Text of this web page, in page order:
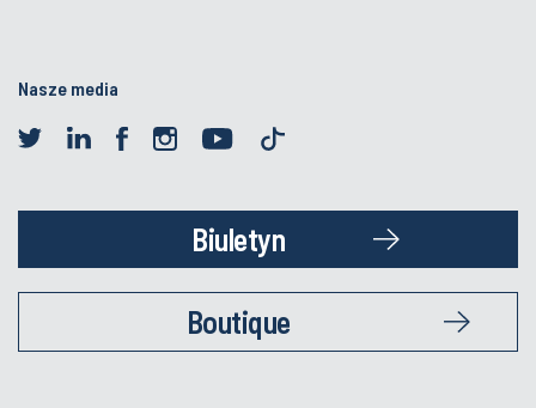
Nasze media
Biuletyn
Boutique